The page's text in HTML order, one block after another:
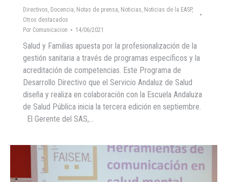
Directivos, Docencia, Notas de prensa, Noticias, Noticias de la EASP,
Otros destacados
Por Comunicacion 14/06/2021
Salud y Familias apuesta por la profesionalización de la
gestión sanitaria a través de programas específicos y la
acreditación de competencias. Este Programa de
Desarrollo Directivo que el Servicio Andaluz de Salud
diseña y realiza en colaboración con la Escuela Andaluza
de Salud Pública inicia la tercera edición en septiembre.
El Gerente del SAS,…